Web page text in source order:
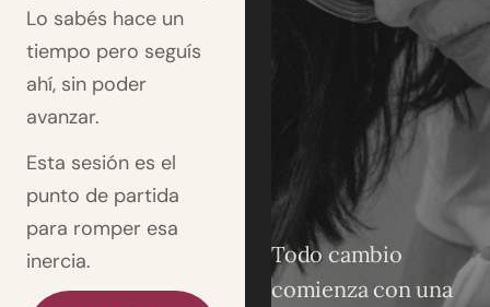
Lo sabés hace un
tiempo pero seguís
ahí, sin poder
avanzar.
Esta sesión es el
punto de partida
para romper esa
inercia.
Todo cambio
comienza con una